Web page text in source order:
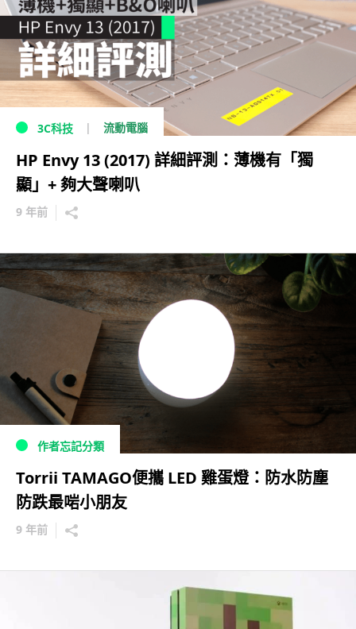
3C科技 流動電腦
HP Envy 13 (2017) 詳細評測：薄機有「獨
顯」+ 夠大聲喇叭
9 年前
作者忘記分類
Torrii TAMAGO便攜 LED 雞蛋燈：防水防塵
防跌最啱小朋友
9 年前